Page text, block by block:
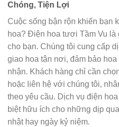
Chóng, Tiện Lợi
Cuộc sống bận rộn khiến bạn
hoa? Điện hoa tươi Tầm Vu là
cho bạn. Chúng tôi cung cấp
giao hoa tận nơi, đảm bảo
nhận. Khách hàng chỉ cần
hoặc liên hệ với chúng tôi,
theo yêu cầu. Dịch vụ điện
biệt hữu ích cho những dịp
nhật hay ngày kỷ niệm.